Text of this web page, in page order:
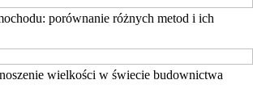
porównanie różnych metod i ich
wielkości w świecie budownictwa